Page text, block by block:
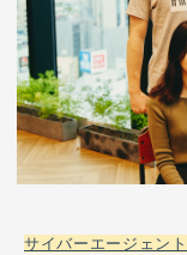
サイバーエージェント